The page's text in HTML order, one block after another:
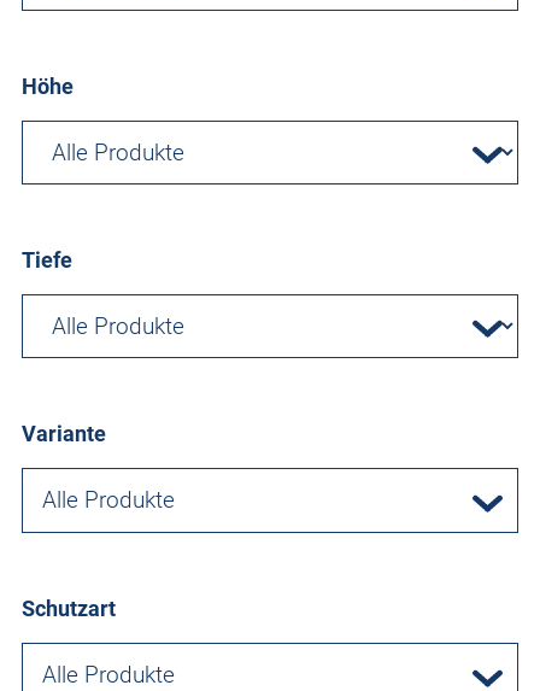
Höhe
Tiefe
Variante
Alle Produkte
Schutzart
Alle Produkte